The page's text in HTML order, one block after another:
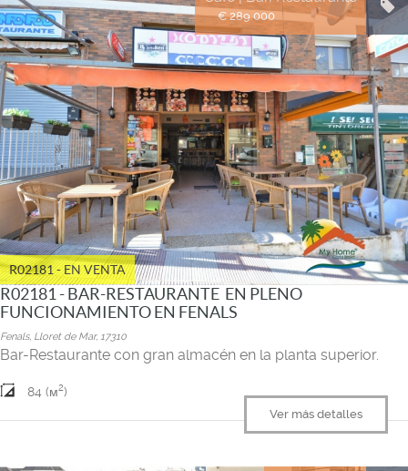
R02181 - EN VENTA
€ 289.000
R02181 - BAR-RESTAURANTE EN PLENO
FUNCIONAMIENTO EN FENALS
Fenals, Lloret de Mar, 17310
Bar-Restaurante con gran almacén en la planta superior.
84 (м2)
Ver más detalles